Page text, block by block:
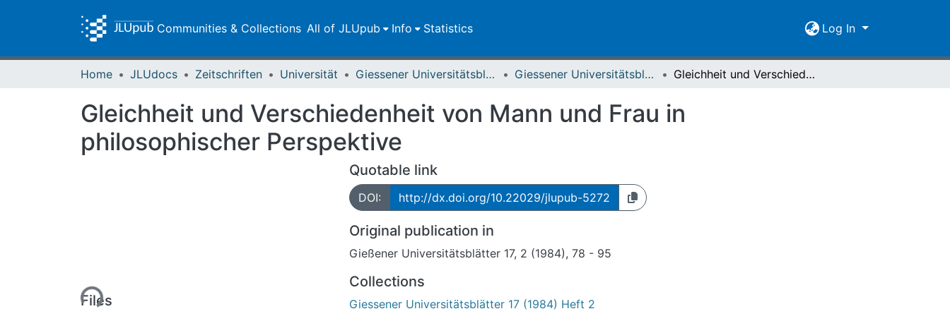
Communities & Collections All of JLUpub Info Statistics Log In
Home JLUdocs Zeitschriften Universität Giessener Universitätsblätter Giessener Universitätsblätter 17 (1984) Heft 2 Gleichheit und Verschiedenheit von Mann und Frau in philosophischer Perspektive
Gleichheit und Verschiedenheit von Mann und Frau in
philosophischer Perspektive
Loading...
Files
Quotable link
DOI: http://dx.doi.org/10.22029/jlupub-5272
Original publication in
Gießener Universitätsblätter 17, 2 (1984), 78 - 95
Collections
Giessener Universitätsblätter 17 (1984) Heft 2